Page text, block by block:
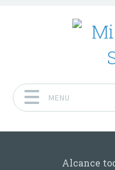
MENU
Alcance